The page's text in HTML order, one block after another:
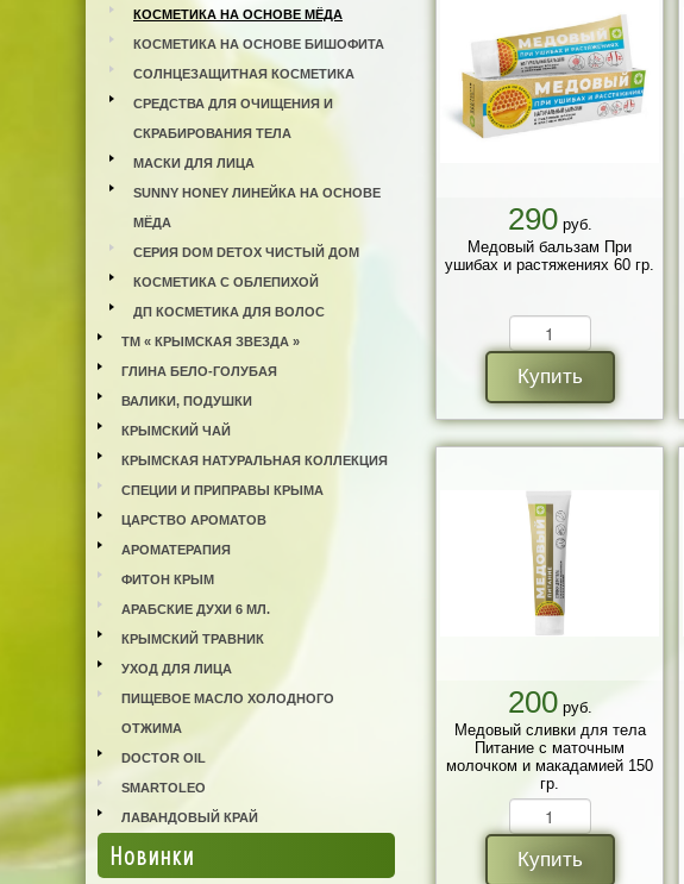
КОСМЕТИКА НА ОСНОВЕ МЁДА
КОСМЕТИКА НА ОСНОВЕ БИШОФИТА
СОЛНЦЕЗАЩИТНАЯ КОСМЕТИКА
СРЕДСТВА ДЛЯ ОЧИЩЕНИЯ И
СКРАБИРОВАНИЯ ТЕЛА
МАСКИ ДЛЯ ЛИЦА
SUNNY HONEY ЛИНЕЙКА НА ОСНОВЕ
МЁДА
СЕРИЯ DOM DETOX ЧИСТЫЙ ДОМ
КОСМЕТИКА С ОБЛЕПИХОЙ
ДП КОСМЕТИКА ДЛЯ ВОЛОС
ТМ « КРЫМСКАЯ ЗВЕЗДА »
ГЛИНА БЕЛО-ГОЛУБАЯ
ВАЛИКИ, ПОДУШКИ
КРЫМСКИЙ ЧАЙ
КРЫМСКАЯ НАТУРАЛЬНАЯ КОЛЛЕКЦИЯ
СПЕЦИИ И ПРИПРАВЫ КРЫМА
ЦАРСТВО АРОМАТОВ
АРОМАТЕРАПИЯ
ФИТОН КРЫМ
АРАБСКИЕ ДУХИ 6 МЛ.
КРЫМСКИЙ ТРАВНИК
УХОД ДЛЯ ЛИЦА
ПИЩЕВОЕ МАСЛО ХОЛОДНОГО
ОТЖИМА
DOCTOR OIL
SMARTOLEO
ЛАВАНДОВЫЙ КРАЙ
Новинки
290руб.
Медовый бальзам При
ушибах и растяжениях 60 гр.
Купить
200руб.
Медовый сливки для тела
Питание с маточным
молочком и макадамией 150
гр.
Купить